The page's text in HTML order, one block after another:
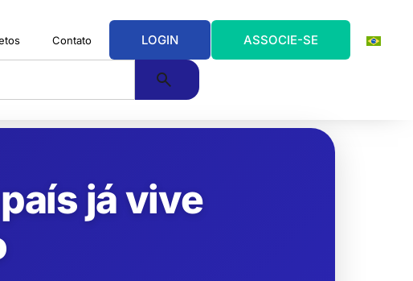
Contato LOGIN ASSOCIE-SE
já vive